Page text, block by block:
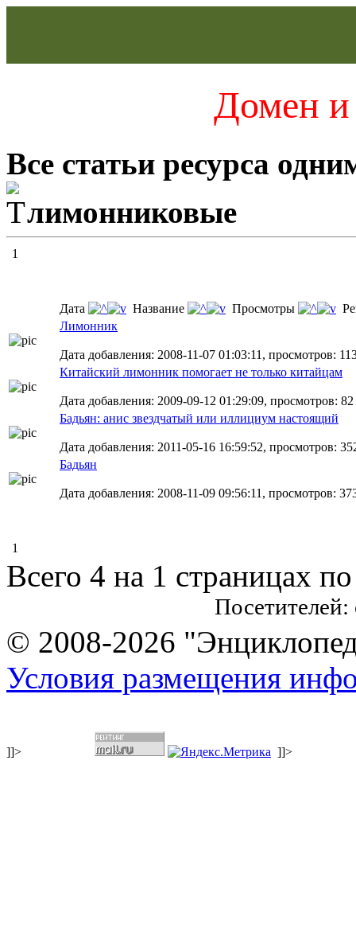
Домен и
Все статьи ресурса
лимонниковые
1
Дата Название Просмотры
Лимонник
Дата добавления: 2008-11-07 01:03:11, просмотров:
Китайский лимонник помогает не только китайцам
Дата добавления: 2009-09-12 01:29:09, просмотров: 82
Бадьян: анис звездчатый или иллициум настоящий
Дата добавления: 2011-05-16 16:59:52, просмотров:
Бадьян
Дата добавления: 2008-11-09 09:56:11, просмотров:
1
Всего 4 на 1 страницах
Посетителей:
© 2008-2026
Условия размещения
]]> ]]>